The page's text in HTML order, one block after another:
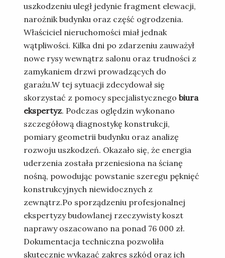
uszkodzeniu uległ jedynie fragment elewacji,
narożnik budynku oraz część ogrodzenia.
Właściciel nieruchomości miał jednak
wątpliwości. Kilka dni po zdarzeniu zauważył
nowe rysy wewnątrz salonu oraz trudności z
zamykaniem drzwi prowadzących do
garażu.W tej sytuacji zdecydował się
skorzystać z pomocy specjalistycznego biura
ekspertyz. Podczas oględzin wykonano
szczegółową diagnostykę konstrukcji,
pomiary geometrii budynku oraz analizę
rozwoju uszkodzeń. Okazało się, że energia
uderzenia została przeniesiona na ścianę
nośną, powodując powstanie szeregu pęknięć
konstrukcyjnych niewidocznych z
zewnątrz.Po sporządzeniu profesjonalnej
ekspertyzy budowlanej rzeczywisty koszt
naprawy oszacowano na ponad 76 000 zł.
Dokumentacja techniczna pozwoliła
skutecznie wykazać zakres szkód oraz ich